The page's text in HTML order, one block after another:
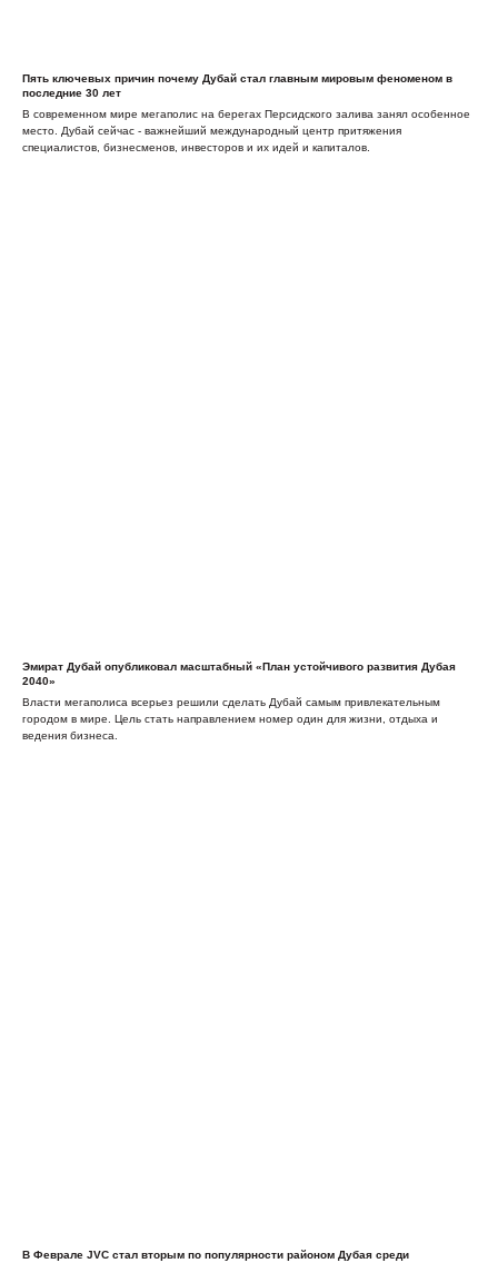
Пять ключевых причин почему Дубай стал главным мировым феноменом в
последние 30 лет
В современном мире мегаполис на берегах Персидского залива занял особенное
место. Дубай сейчас - важнейший международный центр притяжения
специалистов, бизнесменов, инвесторов и их идей и капиталов.
Эмират Дубай опубликовал масштабный «План устойчивого развития Дубая
2040»
Власти мегаполиса всерьез решили сделать Дубай самым привлекательным
городом в мире. Цель стать направлением номер один для жизни, отдыха и
ведения бизнеса.
В Феврале JVC стал вторым по популярности районом Дубая среди